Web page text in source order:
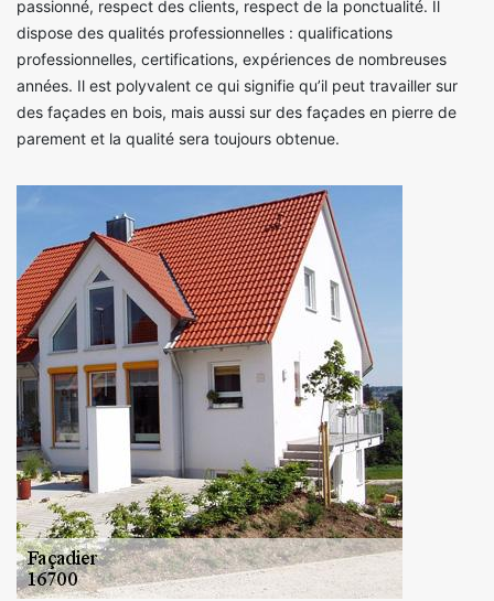
passionné, respect des clients, respect de la ponctualité. Il
dispose des qualités professionnelles : qualifications
professionnelles, certifications, expériences de nombreuses
années. Il est polyvalent ce qui signifie qu’il peut travailler sur
des façades en bois, mais aussi sur des façades en pierre de
parement et la qualité sera toujours obtenue.